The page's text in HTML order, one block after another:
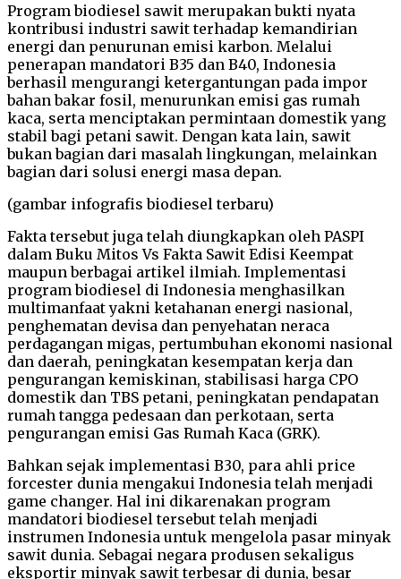
Program biodiesel sawit merupakan bukti nyata
kontribusi industri sawit terhadap kemandirian
energi dan penurunan emisi karbon. Melalui
penerapan mandatori B35 dan B40, Indonesia
berhasil mengurangi ketergantungan pada impor
bahan bakar fosil, menurunkan emisi gas rumah
kaca, serta menciptakan permintaan domestik yang
stabil bagi petani sawit. Dengan kata lain, sawit
bukan bagian dari masalah lingkungan, melainkan
bagian dari solusi energi masa depan.
(gambar infografis biodiesel terbaru)
Fakta tersebut juga telah diungkapkan oleh PASPI
dalam Buku Mitos Vs Fakta Sawit Edisi Keempat
maupun berbagai artikel ilmiah. Implementasi
program biodiesel di Indonesia menghasilkan
multimanfaat yakni ketahanan energi nasional,
penghematan devisa dan penyehatan neraca
perdagangan migas, pertumbuhan ekonomi nasional
dan daerah, peningkatan kesempatan kerja dan
pengurangan kemiskinan, stabilisasi harga CPO
domestik dan TBS petani, peningkatan pendapatan
rumah tangga pedesaan dan perkotaan, serta
pengurangan emisi Gas Rumah Kaca (GRK).
Bahkan sejak implementasi B30, para ahli price
forcester dunia mengakui Indonesia telah menjadi
game changer. Hal ini dikarenakan program
mandatori biodiesel tersebut telah menjadi
instrumen Indonesia untuk mengelola pasar minyak
sawit dunia. Sebagai negara produsen sekaligus
eksportir minyak sawit terbesar di dunia, besar